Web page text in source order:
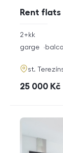
Rent flats
rozměry
2+kk
funkce
garge
adresa
st.
cena
25 000 Kč